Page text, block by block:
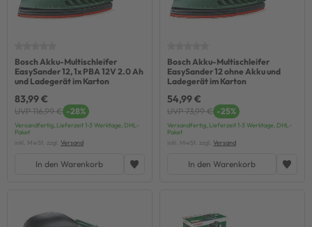
Bosch Akku-Multischleifer
EasySander 12, 1x PBA 12V 2.0 Ah
und Ladegerät im Karton
83,99 €
UVP 116,99 € -28%
Versandfertig, Lieferzeit 1-3 Werktage, DHL-
Paket
inkl. MwSt. zzgl. Versand
In den Warenkorb
Bosch Akku-Multischleifer
EasySander 12 ohne Akku und
Ladegerät im Karton
54,99 €
UVP 73,99 € -25%
Versandfertig, Lieferzeit 1-3 Werktage, DHL-
Paket
inkl. MwSt. zzgl. Versand
In den Warenkorb